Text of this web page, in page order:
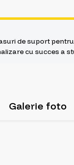
de suport
cu succes a
Galerie foto